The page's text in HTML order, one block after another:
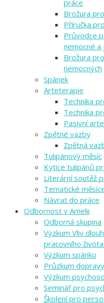
práce
Brožura
Příručka
Průvodce
nemocné a
Brožura
nemocných
Spánek
Arteterapie
Technika
Technika
Pasivní
Zpětné vazby
Zpětná
Tulipánový měsíc
Kytice tulipánů
Literární soutěž
Tematické
Návrat do práce
Odbornost v Amelii
Odborná skupina
Výzkum Vliv
pracovního
Výzkum spánku
Průzkum
Výzkum
Seminář pro
Školení pro